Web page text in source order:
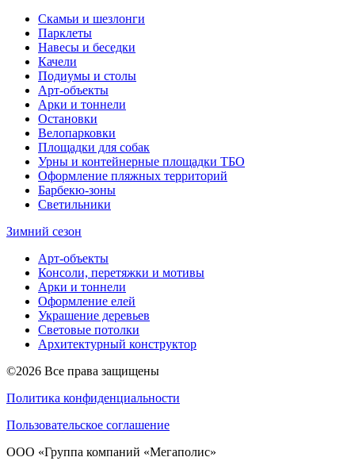
Скамьи и шезлонги
Парклеты
Навесы и беседки
Качели
Подиумы и столы
Арт-объекты
Арки и тоннели
Остановки
Велопарковки
Площадки для собак
Урны и контейнерные площадки ТБО
Оформление пляжных территорий
Барбекю-зоны
Светильники
Зимний сезон
Арт-объекты
Консоли, перетяжки и мотивы
Арки и тоннели
Оформление елей
Украшение деревьев
Световые потолки
Архитектурный конструктор
©2026 Все права защищены
Политика конфиденциальности
Пользовательское соглашение
ООО «Группа компаний «Мегаполис»